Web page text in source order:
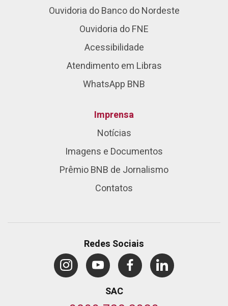
Ouvidoria do Banco do Nordeste
Ouvidoria do FNE
Acessibilidade
Atendimento em Libras
WhatsApp BNB
Imprensa
Notícias
Imagens e Documentos
Prêmio BNB de Jornalismo
Contatos
Redes Sociais
SAC